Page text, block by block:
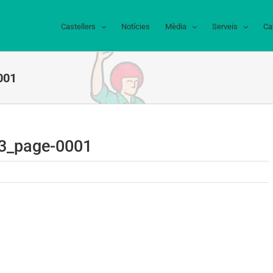
Castellers Notícies Mèdia Serveis
0001